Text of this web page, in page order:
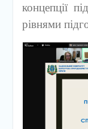
концепції
рівнями